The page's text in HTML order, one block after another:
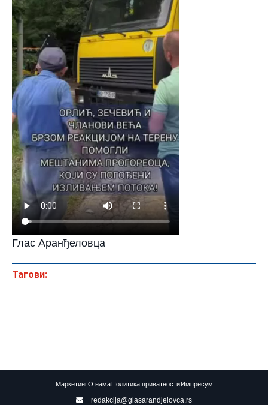
Глас Аранђеловца
Тагови:
МаркетингО намаПолитика приватности Импресум
redakcija@glasarandjelovca.rs